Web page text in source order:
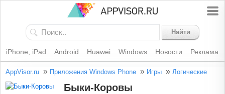
Найти
iPhone, iPad Android Huawei Windows Новости Реклама
AppVisor.ru » Приложения Windows Phone » Игры » Логические
Быки-Коровы